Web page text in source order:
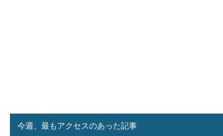
今週、最もアクセスのあった記事